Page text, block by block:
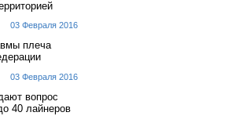
03 Февраля 2016
плеча
03 Февраля 2016
вопрос
40 лайнеров